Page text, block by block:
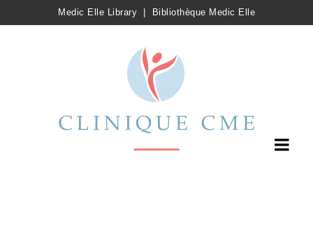
Medic Elle Library Bibliothèque Medic Elle